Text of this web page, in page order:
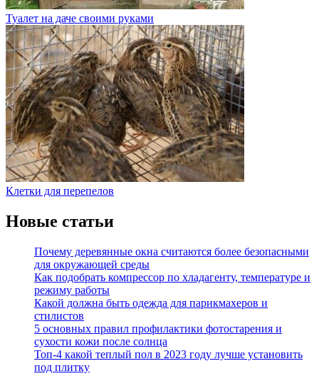
Туалет на даче своими руками
Клетки для перепелов
Новые статьи
Почему деревянные окна считаются более безопасными
для окружающей среды
Как подобрать компрессор по хладагенту, температуре и
режиму работы
Какой должна быть одежда для парикмахеров и
стилистов
5 основных правил профилактики фотостарения и
сухости кожи после солнца
Топ-4 какой теплый пол в 2023 году лучше установить
под плитку